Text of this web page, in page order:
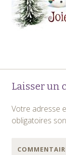
des
Laisser un
Votre adresse
obligatoires